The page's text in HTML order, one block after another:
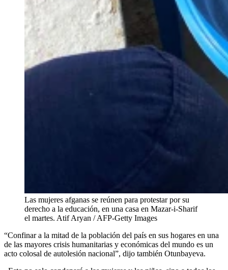
Las mujeres afganas se reúnen para protestar por su
derecho a la educación, en una casa en Mazar-i-Sharif
el martes. Atif Aryan / AFP-Getty Images
“Confinar a la mitad de la población del país en sus hogares en una
de las mayores crisis humanitarias y económicas del mundo es un
acto colosal de autolesión nacional”, dijo también Otunbayeva.